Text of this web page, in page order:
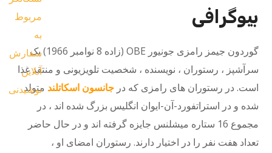
بیوگرافی
گوردون جیمز رامزی جونیور OBE (زاده 8 نوامبر 1966) یک
سرآشپز ، رستوران ، نویسنده ، شخصیت تلویزیونی و منتقد غذا
است. در رستوران های رامزی که درجانسون اسکاتلند متولد
شده و در استراتفورد-آن-ایوان انگلیس بزرگ شده اند ، در
مجموع 16 ستاره میشلنس جایزه گرفته اند و در حال حاضر
تعداد هفت نفر را در اختیار دارند. رستوران امضای او ،